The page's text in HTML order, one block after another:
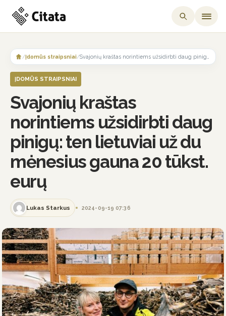
content
/Įdomūs straipsniai/
ĮDOMŪS STRAIPSNIAI
Svajonių kraštas
norintiems užsidirbti daug
pinigų: ten lietuviai už du
mėnesius gauna 20 tūkst.
eurų
Lukas Starkus 2024-09-19 07:36